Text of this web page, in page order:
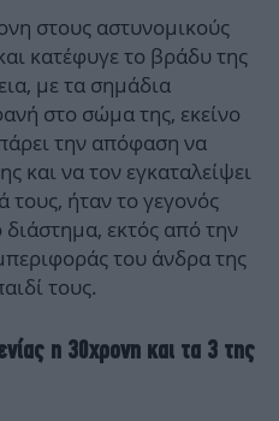
στους αστυνομικούς
κατέφυγε το βράδυ της
με τα σημάδια
στο σώμα της, εκείνο
την απόφαση να
και να τον εγκαταλείψει
τους, ήταν το γεγονός
διάστημα, εκτός από την
του άνδρα της
τους.
η 30χρονη και τα 3 της